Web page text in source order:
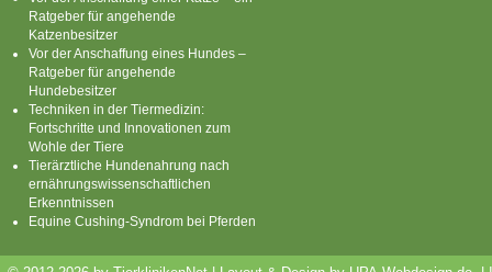
Ratgeber für angehende
Katzenbesitzer
Vor der Anschaffung eines Hundes –
Ratgeber für angehende
Hundebesitzer
Techniken in der Tiermedizin:
Fortschritte und Innovationen zum
Wohle der Tiere
Tierärztliche Hundenahrung nach
ernährungswissenschaftlichen
Erkenntnissen
Equine Cushing-Syndrom bei Pferden